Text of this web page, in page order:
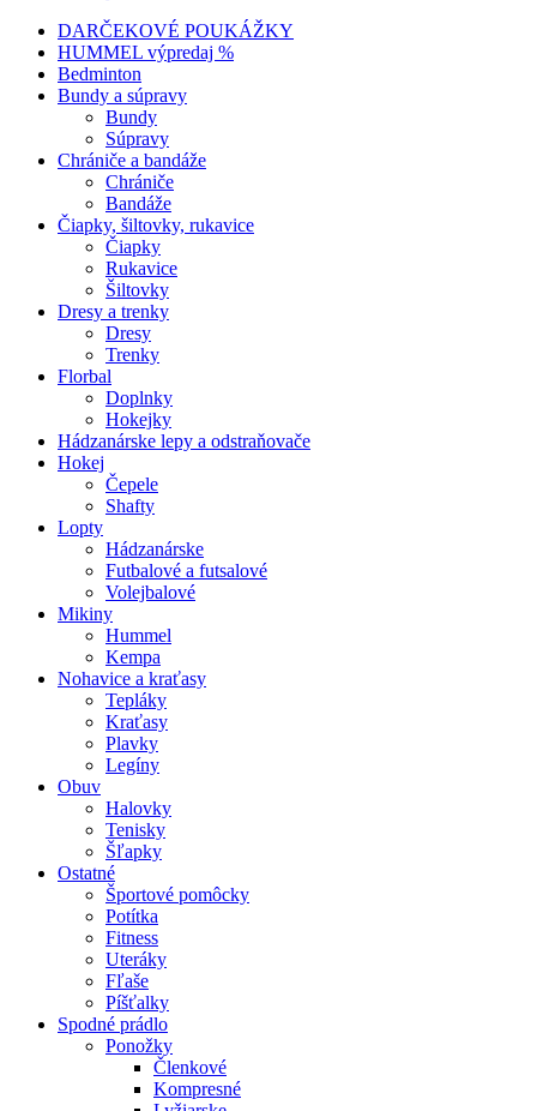
DARČEKOVÉ POUKÁŽKY
HUMMEL výpredaj %
Bedminton
Bundy a súpravy
Bundy
Súpravy
Chrániče a bandáže
Chrániče
Bandáže
Čiapky, šiltovky, rukavice
Čiapky
Rukavice
Šiltovky
Dresy a trenky
Dresy
Trenky
Florbal
Doplnky
Hokejky
Hádzanárske lepy a odstraňovače
Hokej
Čepele
Shafty
Lopty
Hádzanárske
Futbalové a futsalové
Volejbalové
Mikiny
Hummel
Kempa
Nohavice a kraťasy
Tepláky
Kraťasy
Plavky
Legíny
Obuv
Halovky
Tenisky
Šľapky
Ostatné
Športové pomôcky
Potítka
Fitness
Uteráky
Fľaše
Píšťalky
Spodné prádlo
Ponožky
Členkové
Kompresné